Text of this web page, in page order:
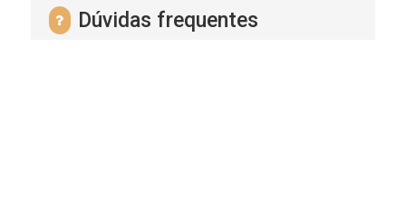
Dúvidas frequentes